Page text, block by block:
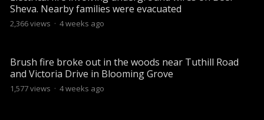
Sheva. Nearby families were evacuated
2,366views · 4 weeks ago
Brush fire broke out in the woods near Tuthill Road
and Victoria Drive in Blooming Grove
1,577views · 4 weeks ago